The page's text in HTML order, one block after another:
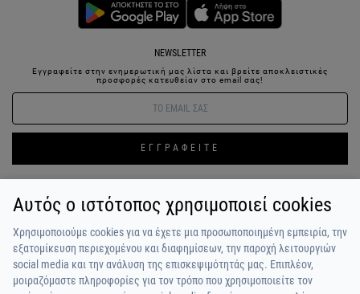
NEWSLETTER
Εγγραφείτε στην ενημερωτική μας λίστα και βρείτε αποκλειστικές
προσφορές κατευθείαν στο email σας!
ΕΓΓΡΑΦΕΙΤΕ
ΣΥΝΔΕΣΗ / ΕΓΓΡΑΦΗ ΑΓΑΠΗΜΕΝΑ ΕΠΙΚΟΙΝΩΝΙΑ
ΟΡΟΙ ΧΡΗΣΗΣ
ΠΟΙΟΙ ΕΙΜΑΣΤΕ
ΠΛΗΡΩΜΗ / ΑΠΟΣΤΟΛΗ
ΠΟΛΙΤΙΚΗ ΑΠΟΡΡΗΤΟΥ
Η ΟΜΑΔΑ
ΣΧΟΛΙΑ
ΠΕΛΑΤΩΝ
Αυτός ο ιστότοπος χρησιμοποιεί cookies
Χρησιμοποιούμε cookies για να έχετε μια προσωποποιημένη εμπειρία, την
εξατομίκευση περιεχομένου και διαφημίσεων, την παροχή λειτουργιών
social media και την ανάλυση της επισκεψιμότητάς μας. Επιπλέον,
μοιραζόμαστε πληροφορίες για τον τρόπο που χρησιμοποιείτε τον